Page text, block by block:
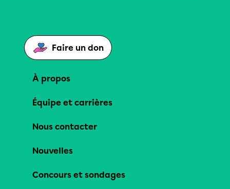
Faire un don
À propos
Équipe et carrières
Nous contacter
Nouvelles
Concours et sondages